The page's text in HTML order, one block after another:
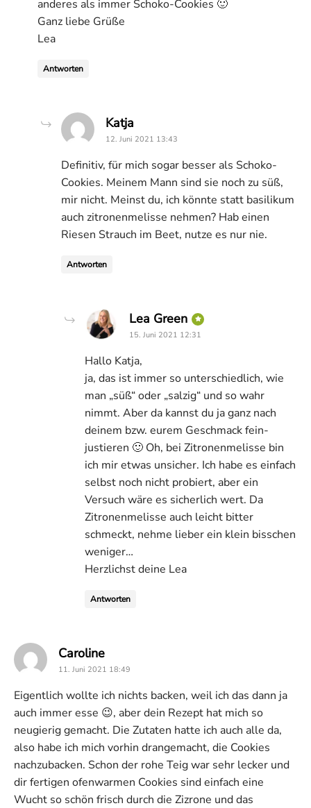
anderes als immer Schoko-Cookies 🙂
Ganz liebe Grüße
Lea
Antworten
Katja
12. Juni 2021 13:43
Definitiv, für mich sogar besser als Schoko-
Cookies. Meinem Mann sind sie noch zu süß,
mir nicht. Meinst du, ich könnte statt basilikum
auch zitronenmelisse nehmen? Hab einen
Riesen Strauch im Beet, nutze es nur nie.
Antworten
Lea Green says:
15. Juni 2021 12:31
Hallo Katja,
ja, das ist immer so unterschiedlich, wie
man „süß“ oder „salzig“ und so wahr
nimmt. Aber da kannst du ja ganz nach
deinem bzw. eurem Geschmack fein-
justieren 🙂 Oh, bei Zitronenmelisse bin
ich mir etwas unsicher. Ich habe es einfach
selbst noch nicht probiert, aber ein
Versuch wäre es sicherlich wert. Da
Zitronenmelisse auch leicht bitter
schmeckt, nehme lieber ein klein bisschen
weniger…
Herzlichst deine Lea
Antworten
Carolinesays:
11. Juni 2021 18:49
Eigentlich wollte ich nichts backen, weil ich das dann ja
auch immer esse 😉, aber dein Rezept hat mich so
neugierig gemacht. Die Zutaten hatte ich auch alle da,
also habe ich mich vorhin drangemacht, die Cookies
nachzubacken. Schon der rohe Teig war sehr lecker und
dir fertigen ofenwarmen Cookies sind einfach eine
Wucht so schön frisch durch die Zizrone und das